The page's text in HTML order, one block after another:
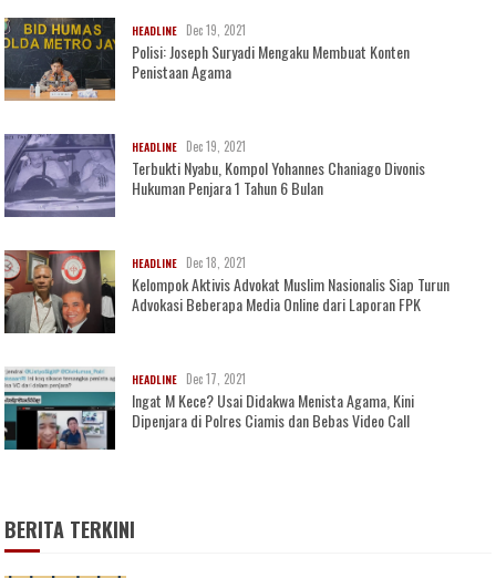
HEADLINE Dec 19, 2021
Polisi: Joseph Suryadi Mengaku Membuat Konten
Penistaan Agama
HEADLINE Dec 19, 2021
Terbukti Nyabu, Kompol Yohannes Chaniago Divonis
Hukuman Penjara 1 Tahun 6 Bulan
HEADLINE Dec 18, 2021
Kelompok Aktivis Advokat Muslim Nasionalis Siap Turun
Advokasi Beberapa Media Online dari Laporan FPK
HEADLINE Dec 17, 2021
Ingat M Kece? Usai Didakwa Menista Agama, Kini
Dipenjara di Polres Ciamis dan Bebas Video Call
BERITA TERKINI